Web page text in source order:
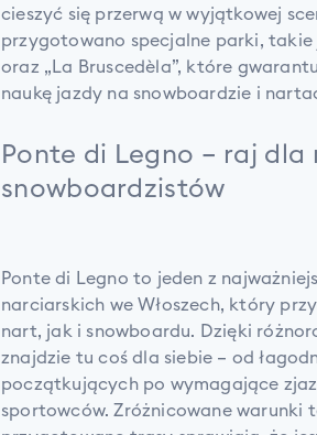
cieszyć się przerwą w wyjątkowej
przygotowano specjalne parki, takie
oraz „La Bruscedèla”, które
naukę jazdy na snowboardzie i
Ponte di Legno – raj dla
snowboardzistów
Ponte di Legno to jeden z
narciarskich we Włoszech, który
nart, jak i snowboardu. Dzięki
znajdzie tu coś dla siebie – od
początkujących po wymagające
sportowców. Zróżnicowane warunki